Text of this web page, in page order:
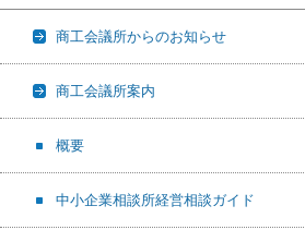
商工会議所からのお知らせ
商工会議所案内
概要
中小企業相談所経営相談ガイド